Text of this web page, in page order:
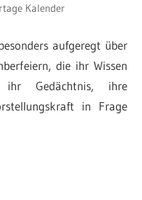
Kalender
aufgeregt über
die ihr Wissen
ihr Gedächtnis, ihre
in Frage